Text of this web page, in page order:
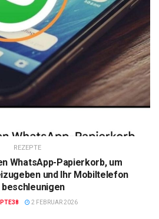
REZEPTE
WhatsApp-Papierkorb, um
und Ihr Mobiltelefon
beschleunigen
2 FEBRUAR 2026